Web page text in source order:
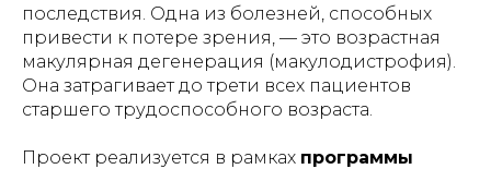
последствия. Одна из болезней, способных
привести к потере зрения, — это возрастная
макулярная дегенерация (макулодистрофия).
Она затрагивает до трети всех пациентов
старшего трудоспособного возраста.
Проект реализуется в рамках программы